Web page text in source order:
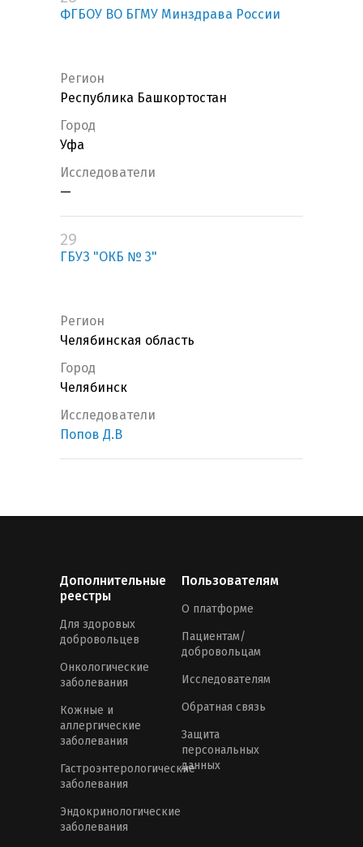
ФГБОУ ВО БГМУ Минздрава России
Регион
Республика Башкортостан
Город
Уфа
Исследователи
—
29
ГБУЗ "ОКБ № 3"
Регион
Челябинская область
Город
Челябинск
Исследователи
Попов Д.В
Дополнительные
реестры
Для здоровых
добровольцев
Онкологические
заболевания
Кожные и
аллергические
заболевания
Гастроэнтерологические
заболевания
Эндокринологические
заболевания
Пользователям
О платформе
Пациентам/
добровольцам
Исследователям
Обратная связь
Защита
персональных
данных